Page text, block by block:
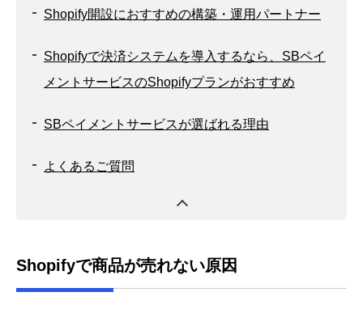
Shopify開設におすすめの構築・運用パートナー
Shopifyで決済システムを導入するなら、SBペイ
メントサービスのShopifyプランがおすすめ
SBペイメントサービスが選ばれる理由
よくあるご質問
Shopifyで商品が売れない原因